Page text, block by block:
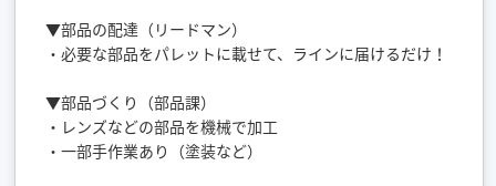
▼部品の配達（リードマン）
・必要な部品をパレットに載せて、ラインに届けるだけ！
▼部品づくり（部品課）
・レンズなどの部品を機械で加工
・一部手作業あり（塗装など）